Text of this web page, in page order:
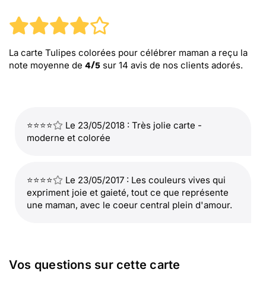
La carte Tulipes colorées pour célébrer maman a reçu la
note moyenne de 4/5 sur 14 avis de nos clients adorés.
⭐⭐⭐⭐
Le 23/05/2018 : Très jolie carte -
moderne et colorée
⭐⭐⭐⭐
Le 23/05/2017 : Les couleurs vives qui
expriment joie et gaieté, tout ce que représente
une maman, avec le coeur central plein d'amour.
Vos questions sur cette carte